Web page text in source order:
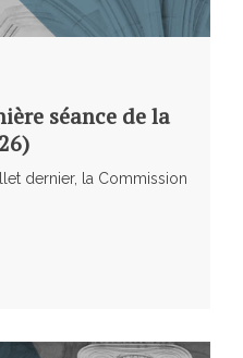
séance de la
dernier, la Commission